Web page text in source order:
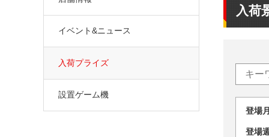
入荷
登
登
イベント&ニュース
入荷プライズ
設置ゲーム機